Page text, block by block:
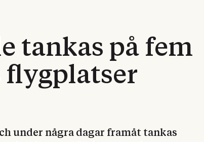
tankas på fem
flygplatser
under några dagar framåt tankas